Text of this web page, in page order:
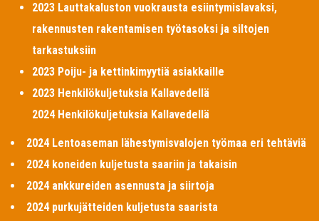
2023 Lauttakaluston vuokrausta esiintymislavaksi,
rakennusten rakentamisen työtasoksi ja siltojen
tarkastuksiin
2023 Poiju- ja kettinkimyytiä asiakkaille
2023 Henkilökuljetuksia Kallavedellä
2024 Henkilökuljetuksia Kallavedellä
2024 Lentoaseman lähestymisvalojen työmaa eri tehtäviä
2024 koneiden kuljetusta saariin ja takaisin
2024 ankkureiden asennusta ja siirtoja
2024 purkujätteiden kuljetusta saarista